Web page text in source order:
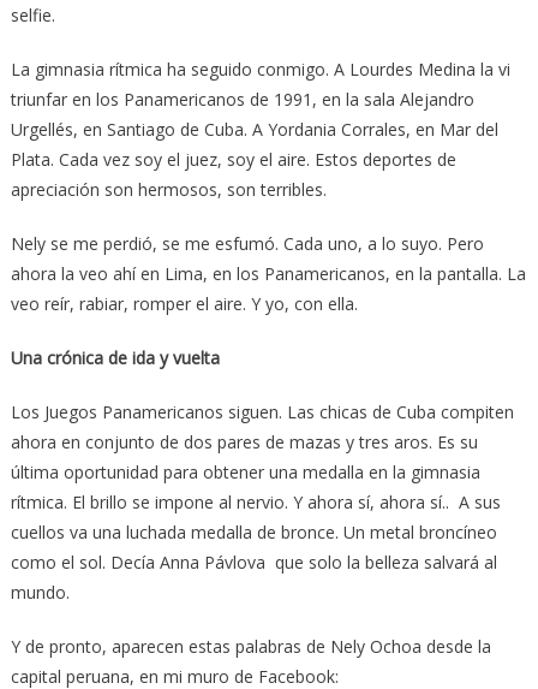
selfie.
La gimnasia rítmica ha seguido conmigo. A Lourdes Medina la vi
triunfar en los Panamericanos de 1991, en la sala Alejandro
Urgellés, en Santiago de Cuba. A Yordania Corrales, en Mar del
Plata. Cada vez soy el juez, soy el aire. Estos deportes de
apreciación son hermosos, son terribles.
Nely se me perdió, se me esfumó. Cada uno, a lo suyo. Pero
ahora la veo ahí en Lima, en los Panamericanos, en la pantalla. La
veo reír, rabiar, romper el aire. Y yo, con ella.
Una crónica de ida y vuelta
Los Juegos Panamericanos siguen. Las chicas de Cuba compiten
ahora en conjunto de dos pares de mazas y tres aros. Es su
última oportunidad para obtener una medalla en la gimnasia
rítmica. El brillo se impone al nervio. Y ahora sí, ahora sí.. A sus
cuellos va una luchada medalla de bronce. Un metal broncíneo
como el sol. Decía Anna Pávlova que solo la belleza salvará al
mundo.
Y de pronto, aparecen estas palabras de Nely Ochoa desde la
capital peruana, en mi muro de Facebook: